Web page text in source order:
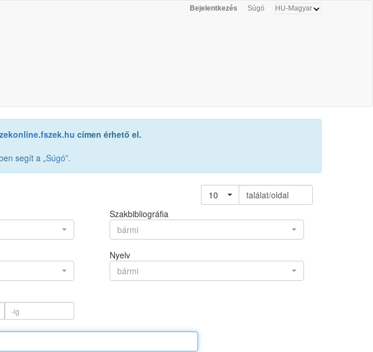
Bejelentkezés Súgó
címen érhető el.
segít a „Súgó”.
10
találat/oldal
Szakbibliográfia
bármi
Nyelv
bármi